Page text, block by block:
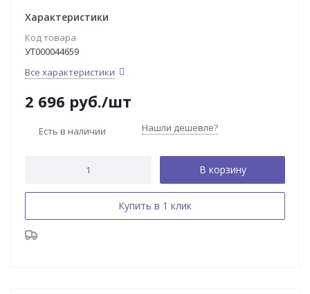
Характеристики
Код товара
УТ000044659
Все характеристики
2 696 руб./шт
Есть в наличии Нашли дешевле?
В корзину
Купить в 1 клик